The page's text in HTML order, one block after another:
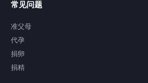
常见问题
准父母
代孕
捐卵
捐精